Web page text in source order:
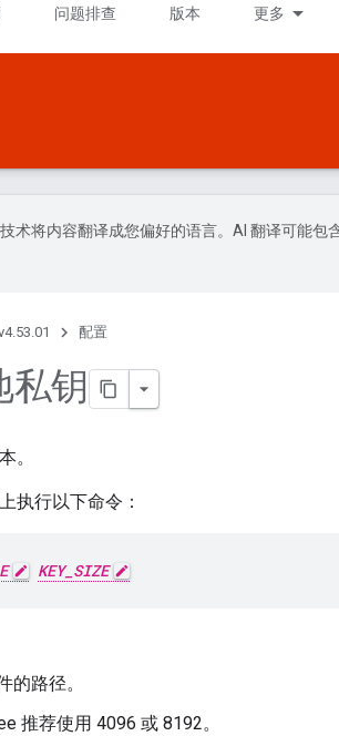
问题排查 版本 更多
术将内容翻译成您偏好的语言。AI 翻译可能包
配置
私钥
。
执行以下命令：
KEY_SIZE
路径。
推荐使用 4096 或 8192。